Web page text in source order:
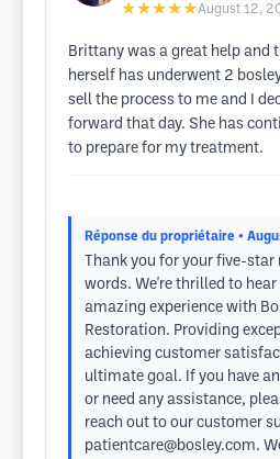
★★★★★August 12,
Brittany was a great help and
herself has underwent 2
sell the process to me and I
forward that day. She has
to prepare for my treatment.
Réponse du propriétaire •
Thank you for your five-
words. We're thrilled to
amazing experience with
Restoration. Providing
achieving customer
ultimate goal. If you have
or need any assistance,
reach out to our customer
patientcare@bosley.com.